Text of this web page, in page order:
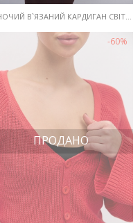
ЖІНОЧИЙ В`ЯЗАНИЙ КАРДИГАН СВІТЛО-БЕЖЕВИЙ ІЗ ЗАВ`ЯЗКАМИ НА ТАЛІЇ
-60%
ПРОДАНО